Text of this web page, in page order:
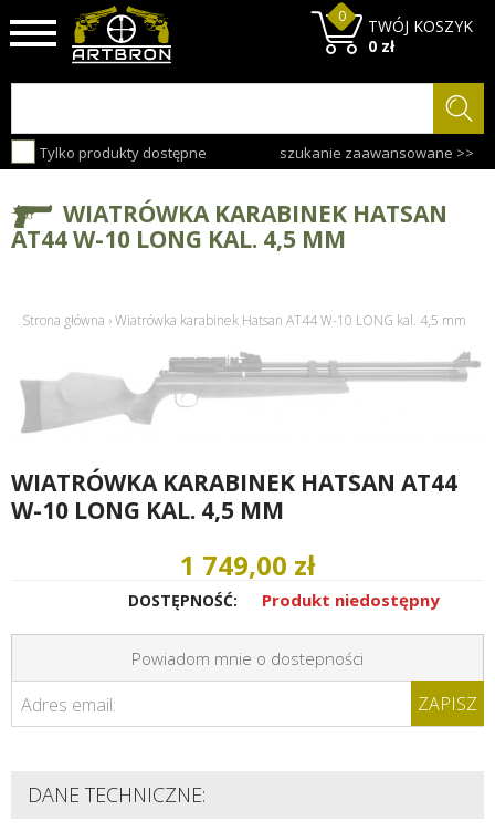
Tylko produkty dostępne szukanie zaawansowane >>
TWÓJ KOSZYK
0
0 zł
WIATRÓWKA KARABINEK HATSAN
AT44 W-10 LONG KAL. 4,5 MM
Strona główna ›Wiatrówka karabinek Hatsan AT44 W-10 LONG kal. 4,5 mm
WIATRÓWKA KARABINEK HATSAN AT44
W-10 LONG KAL. 4,5 MM
1 749,00 zł
DOSTĘPNOŚĆ: Produkt niedostępny
Powiadom mnie o dostepności
Adres email: ZAPISZ
DANE TECHNICZNE: